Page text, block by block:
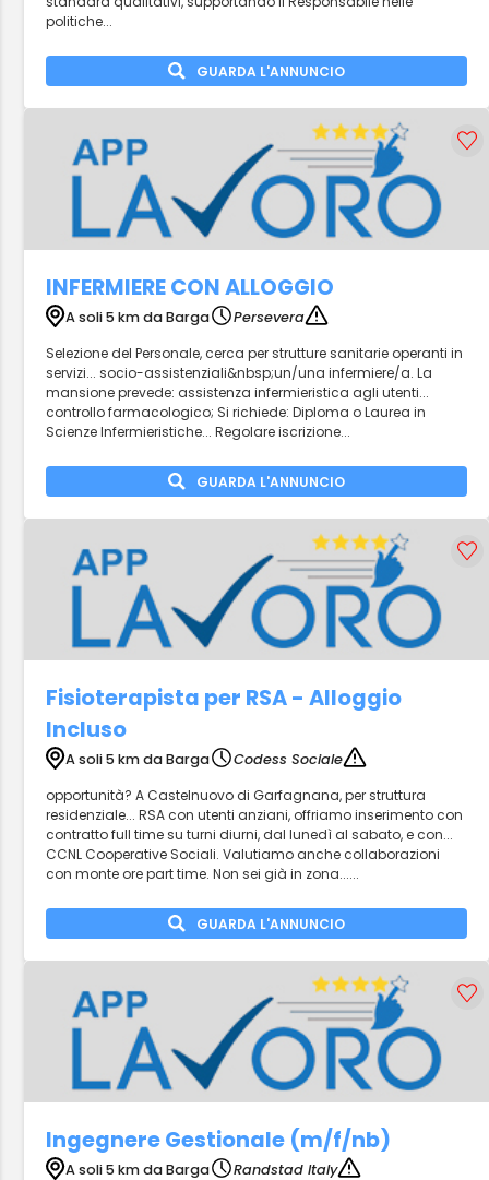
politiche...
GUARDA L'ANNUNCIO
INFERMIERE CON ALLOGGIO
A soli 5 km da Barga
Persevera
Selezione del Personale, cerca per strutture sanitarie operanti in
servizi... socio-assistenziali&nbsp;un/una infermiere/a. La
mansione prevede: assistenza infermieristica agli utenti...
controllo farmacologico; Si richiede: Diploma o Laurea in
Scienze Infermieristiche... Regolare iscrizione...
GUARDA L'ANNUNCIO
Fisioterapista per RSA - Alloggio
Incluso
A soli 5 km da Barga
Codess Sociale
opportunità? A Castelnuovo di Garfagnana, per struttura
residenziale... RSA con utenti anziani, offriamo inserimento con
contratto full time su turni diurni, dal lunedì al sabato, e con...
CCNL Cooperative Sociali. Valutiamo anche collaborazioni
con monte ore part time. Non sei già in zona......
GUARDA L'ANNUNCIO
Ingegnere Gestionale (m/f/nb)
A soli 5 km da Barga
Randstad Italy